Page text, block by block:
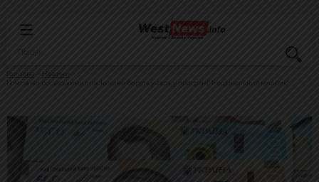
Головна
Новини
Компанії з російськими власниками беруть участь у програмі "Національний кешбек"